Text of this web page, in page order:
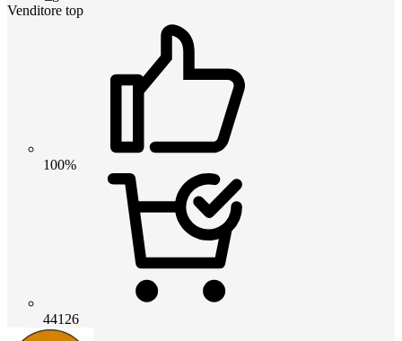
Venditore top
100%
44126